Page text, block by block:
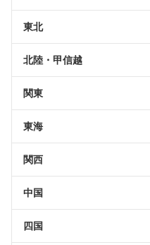
東北
北陸・甲信越
関東
東海
関西
中国
四国